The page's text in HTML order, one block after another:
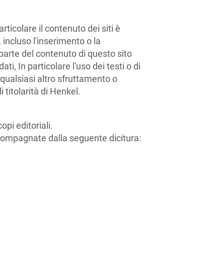
il contenuto dei siti è
l'inserimento o la
del contenuto di questo sito
In particolare l'uso dei testi o di
altro sfruttamento o
titolarità di Henkel.
editoriali.
dalla seguente dicitura: